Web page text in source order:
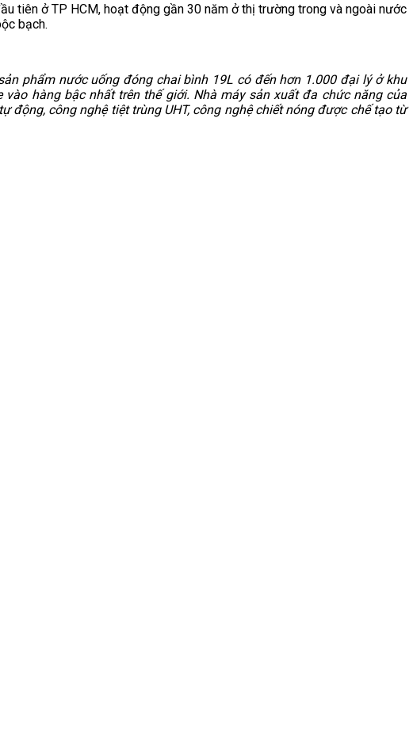
tiên ở TP HCM, hoạt động gần 30 năm ở thị trường trong và ngoài nước
bạch.
phẩm nước uống đóng chai bình 19L có đến hơn 1.000 đại lý ở khu
hàng bậc nhất trên thế giới. Nhà máy sản xuất đa chức năng của
công nghệ tiệt trùng UHT, công nghệ chiết nóng được chế tạo từ